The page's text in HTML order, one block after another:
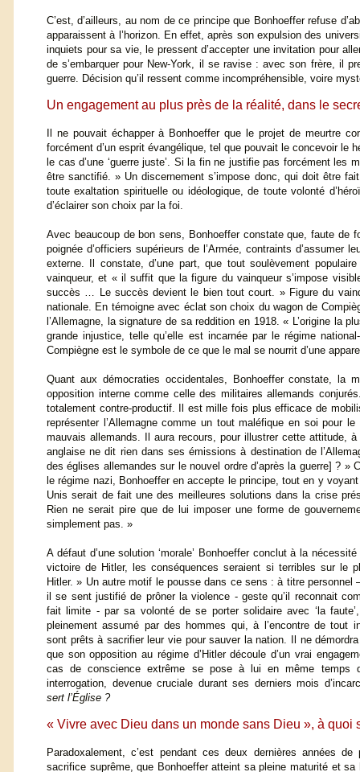
C’est, d’ailleurs, au nom de ce principe que Bonhoeffer refuse
apparaissent à l’horizon. En effet, après son expulsion des
inquiets pour sa vie, le pressent d’accepter une invitation pour
de s’embarquer pour New-York, il se ravise : avec son frère, il
guerre. Décision qu’il ressent comme incompréhensible, voire
Un engagement au plus près de la réalité, dans le
Il ne pouvait échapper à Bonhoeffer que le projet de meurtre
forcément d’un esprit évangélique, tel que pouvait le concevoir le
le cas d’une ‘guerre juste’. Si la fin ne justifie pas forcément
être sanctifié. » Un discernement s’impose donc, qui doit être
toute exaltation spirituelle ou idéologique, de toute volonté
d’éclairer son choix par la foi.
Avec beaucoup de bon sens, Bonhoeffer constate que, faute de
poignée d’officiers supérieurs de l’Armée, contraints d’assumer
externe. Il constate, d’une part, que tout soulèvement
vainqueur, et « il suffit que la figure du vainqueur s’impose
succès … Le succès devient le bien tout court. » Figure du
nationale. En témoigne avec éclat son choix du wagon de
l’Allemagne, la signature de sa reddition en 1918. « L’origine la
grande injustice, telle qu’elle est incarnée par le régime
Compiègne est le symbole de ce que le mal se nourrit d’une
Quant aux démocraties occidentales, Bonhoeffer constate, la
opposition interne comme celle des militaires allemands
totalement contre-productif. Il est mille fois plus efficace de
représenter l’Allemagne comme un tout maléfique en soi pour
mauvais allemands. Il aura recours, pour illustrer cette attitude,
anglaise ne dit rien dans ses émissions à destination de
des églises allemandes sur le nouvel ordre d’après la guerre] ? »
le régime nazi, Bonhoeffer en accepte le principe, tout en y
Unis serait de fait une des meilleures solutions dans la crise
Rien ne serait pire que de lui imposer une forme de
simplement pas. »
A défaut d’une solution ‘morale’ Bonhoeffer conclut à la
victoire de Hitler, les conséquences seraient si terribles sur le
Hitler. » Un autre motif le pousse dans ce sens : à titre personnel
il se sent justifié de prôner la violence - geste qu’il reconnait
fait limite - par sa volonté de se porter solidaire avec ‘la faute’,
pleinement assumé par des hommes qui, à l’encontre de tout
sont prêts à sacrifier leur vie pour sauver la nation. Il ne démordra
que son opposition au régime d’Hitler découle d’un vrai
cas de conscience extrême se pose à lui en même temps
interrogation, devenue cruciale durant ses derniers mois
sert l’Église ?
« Vivre avec Dieu dans un monde sans Dieu », à quoi
Paradoxalement, c’est pendant ces deux dernières années
sacrifice suprême, que Bonhoeffer atteint sa pleine maturité et sa